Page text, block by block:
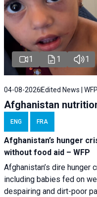
1 1 1
04-08-2026 Edited News | WFP
Afghanistan
ENG FRA
Afghanistan’s hunger
without food aid – WFP
Afghanistan’s dire
including babies fed on
despairing and dirt-poor